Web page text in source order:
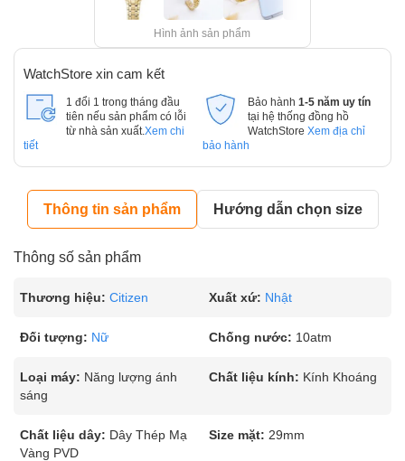
Hình ảnh sản phẩm
WatchStore xin cam kết
1 đổi 1 trong tháng đầu
tiên nếu sản phẩm có lỗi
từ nhà sản xuất. Xem chi
tiết
Bảo hành 1-5 năm uy tín
tại hệ thống đồng hồ
WatchStore Xem địa chỉ
bảo hành
Thông tin sản phẩm Hướng dẫn chọn size
Thông số sản phẩm
Thương hiệu: Citizen Xuất xứ: Nhật
Đối tượng: Nữ Chống nước: 10atm
Loại máy: Năng lượng ánh
sáng
Chất liệu kính: Kính Khoáng
Chất liệu dây: Dây Thép Mạ
Vàng PVD
Size mặt: 29mm